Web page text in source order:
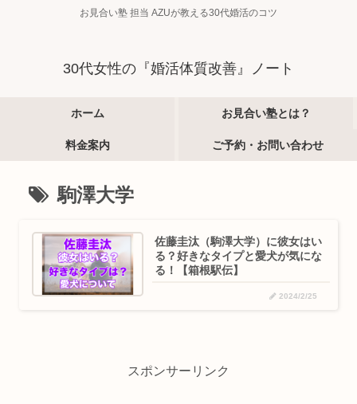
お見合い塾 担当 AZUが教える30代婚活のコツ
30代女性の『婚活体質改善』ノート
ホーム お見合い塾とは？
料金案内 ご予約・お問い合わせ
駒澤大学
佐藤圭汰（駒澤大学）に彼女はい
る？好きなタイプと愛犬が気にな
る！【箱根駅伝】
2024/2/25
スポンサーリンク